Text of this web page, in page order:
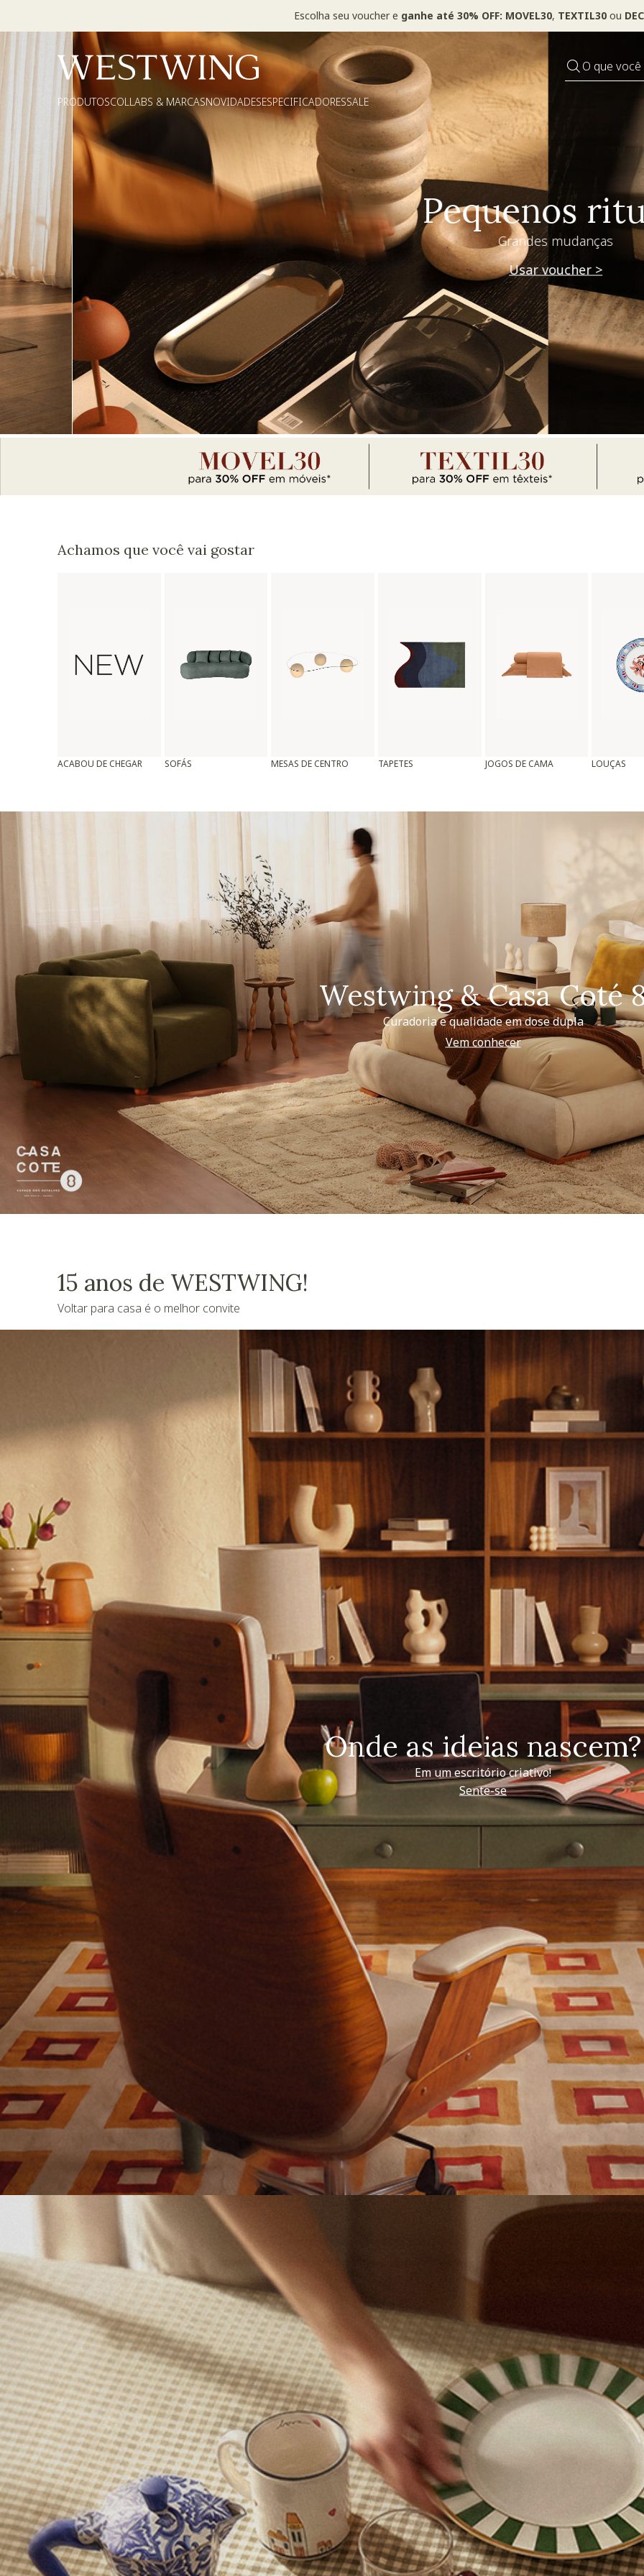
Escolha seu voucher e ganhe até 30% OFF: MOVEL30, TEXTIL30 ou
O que
PRODUTOSCOLLABS & MARCASNOVIDADESESPECIFICADORESSALE
Pequenos rituais
Grandes mudanças
Usar voucher >
Achamos que você vai gostar
ACABOU DE CHEGAR SOFÁS MESAS DE CENTRO TAPETES JOGOS DE CAMA LOUÇAS
Westwing & Casa Coté
Curadoria e qualidade em dose dupla
Vem conhecer
15 anos de WESTWING!
Voltar para casa é o melhor convite
Onde as ideias nascem?
Em um escritório criativo!
Sente-se